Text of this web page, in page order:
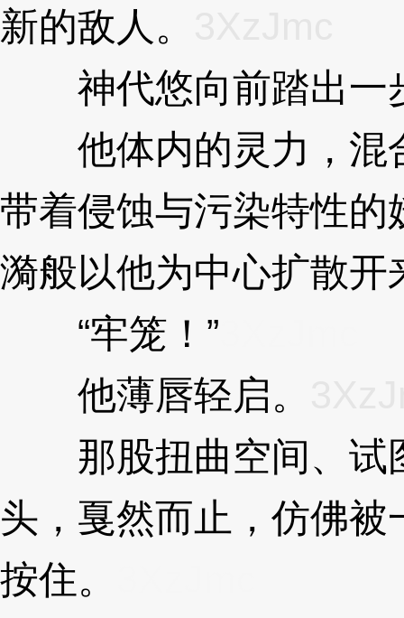
新的敌人。
神代悠向前踏出一
他体内的灵力，混
带着侵蚀与污染特性
漪般以他为中心扩散开
“牢笼！”
他薄唇轻启。
那股扭曲空间、试
头，戛然而止，仿佛
按住。